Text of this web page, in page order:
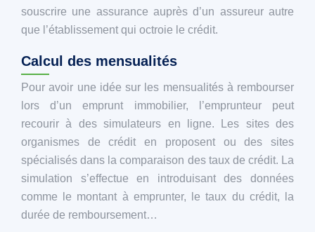
souscrire une assurance auprès d’un assureur autre
que l’établissement qui octroie le crédit.
Calcul des mensualités
Pour avoir une idée sur les mensualités à rembourser
lors d’un emprunt immobilier, l’emprunteur peut
recourir à des simulateurs en ligne. Les sites des
organismes de crédit en proposent ou des sites
spécialisés dans la comparaison des taux de crédit. La
simulation s’effectue en introduisant des données
comme le montant à emprunter, le taux du crédit, la
durée de remboursement…